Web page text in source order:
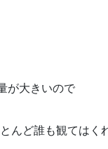
が大きいので
んど誰も観てはく